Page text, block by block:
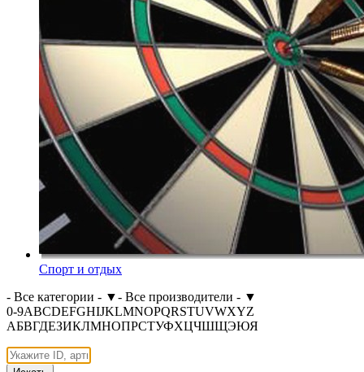
Спорт и отдых
- Все категории - ▼- Все производители - ▼
0-9ABCDEFGHIJKLMNOPQRSTUVWXYZ
АБВГДЕЗИКЛМНОПРСТУФХЦЧШЩЭЮЯ